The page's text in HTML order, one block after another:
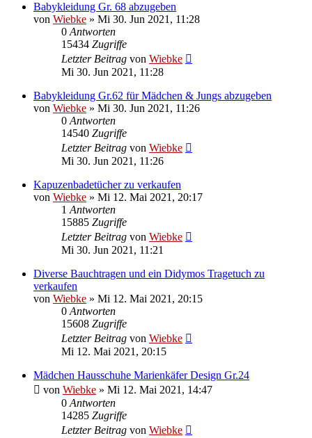
Babykleidung Gr. 68 abzugeben
von Wiebke » Mi 30. Jun 2021, 11:28
0Antworten
15434 Zugriffe
Letzter Beitrag von Wiebke
Mi 30. Jun 2021, 11:28
Babykleidung Gr.62 für Mädchen & Jungs abzugeben
von Wiebke » Mi 30. Jun 2021, 11:26
0Antworten
14540 Zugriffe
Letzter Beitrag von Wiebke
Mi 30. Jun 2021, 11:26
Kapuzenbadetücher zu verkaufen
von Wiebke » Mi 12. Mai 2021, 20:17
1Antworten
15885 Zugriffe
Letzter Beitrag von Wiebke
Mi 30. Jun 2021, 11:21
Diverse Bauchtragen und ein Didymos Tragetuch zu
verkaufen
von Wiebke » Mi 12. Mai 2021, 20:15
0Antworten
15608 Zugriffe
Letzter Beitrag von Wiebke
Mi 12. Mai 2021, 20:15
Mädchen Hausschuhe Marienkäfer Design Gr.24
von Wiebke » Mi 12. Mai 2021, 14:47
0Antworten
14285 Zugriffe
Letzter Beitrag von Wiebke